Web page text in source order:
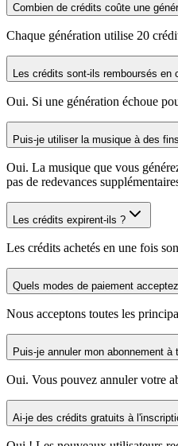
Combien de crédits coûte une
Chaque génération utilise 20
Les crédits sont-ils remboursés en
Oui. Si une génération échoue
Puis-je utiliser la musique à des
Oui. La musique que vous
pas de redevances
Les crédits expirent-ils ?
Les crédits achetés en une fois
Quels modes de paiement
Nous acceptons toutes les
Puis-je annuler mon abonnement à
Oui. Vous pouvez annuler votre
Ai-je des crédits gratuits à